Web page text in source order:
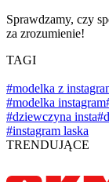
Sprawdzamy, czy
za zrozumienie!
TAGI
#modelka z
#modelka instagram
#dziewczyna insta
#instagram laska
TRENDUJĄCE